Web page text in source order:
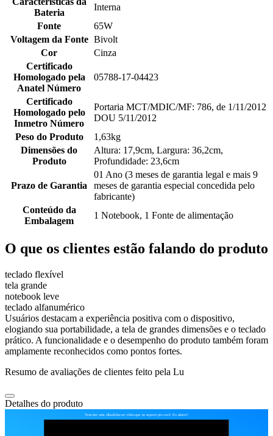
Bateria
Interna
Fonte
65W
Voltagem da Fonte Bivolt
Cor
Cinza
Certificado
Homologado pela
Anatel Número
05788-17-04423
Certificado
Homologado pelo
Inmetro Número
Portaria MCT/MDIC/MF: 786, de 1/11/2012
DOU 5/11/2012
Peso do Produto
1,63kg
Dimensões do
Produto
Altura: 17,9cm, Largura: 36,2cm,
Profundidade: 23,6cm
Prazo de Garantia
01 Ano (3 meses de garantia legal e mais 9
meses de garantia especial concedida pelo
fabricante)
Conteúdo da
Embalagem
1 Notebook, 1 Fonte de alimentação
O que os clientes estão falando do produto
teclado flexível
tela grande
notebook leve
teclado alfanumérico
Usuários destacam a experiência positiva com o dispositivo,
elogiando sua portabilidade, a tela de grandes dimensões e o teclado
prático. A funcionalidade e o desempenho do produto também foram
amplamente reconhecidos como pontos fortes.
Resumo de avaliações de clientes feito pela Lu
Detalhes do produto